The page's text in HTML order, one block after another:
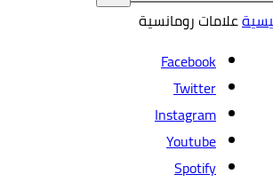
علاماترومانسية
Facebook
Twitter
Instagram
Youtube
Spotify